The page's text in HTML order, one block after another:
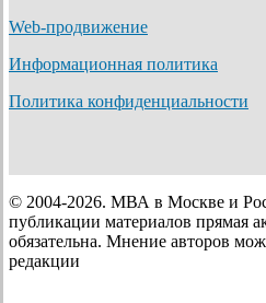
Web-продвижение
Информационная политика
Политика конфиденциальности
© 2004-2026. МВА в Москве и
публикации материалов прямая
обязательна. Мнение авторов
редакции